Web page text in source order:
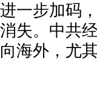
进一步加码
消失。中共
向海外，尤